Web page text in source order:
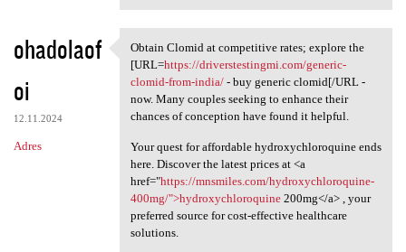
ohadolaof
oi
12.11.2024
Adres
Obtain Clomid at competitive
Obtain Clomid at competitive rates; explore the
[URL=https://driverstestingmi.com/generic-
clomid-from-india/- buy generic clomid[/URL -
now. Many couples seeking to enhance their
chances of conception have found it helpful.
Your quest for affordable hydroxychloroquine ends
here. Discover the latest prices at <a
href="https://mnsmiles.com/hydroxychloroquine-
400mg/">hydroxychloroquine200mg</a> , your
preferred source for cost-effective healthcare
solutions.